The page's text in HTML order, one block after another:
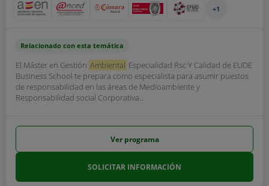
+1
Relacionado con esta temática
El Máster en Gestión Ambiental Especialidad Rsc Y Calidad de EUDE
Business School te prepara como especialista para asumir puestos
de responsabilidad en las áreas de Medioambiente y
Responsabilidad social Corporativa...
Ver programa
SOLICITAR INFORMACIÓN